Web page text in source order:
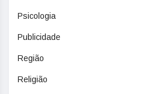
Psicologia
Publicidade
Região
Religião